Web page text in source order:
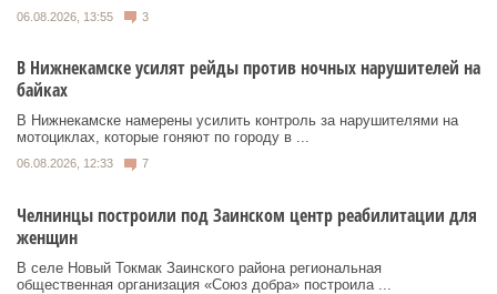
06.08.2026, 13:55 3
В Нижнекамске усилят рейды против ночных нарушителей на
байках
В Нижнекамске намерены усилить контроль за нарушителями на
мотоциклах, которые гоняют по городу в ...
06.08.2026, 12:33 7
Челнинцы построили под Заинском центр реабилитации для
женщин
В селе Новый Токмак Заинского района региональная
общественная организация «Союз добра» построила ...